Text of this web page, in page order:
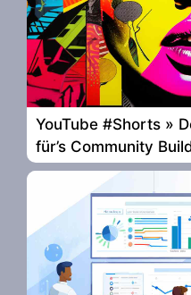
YouTube #Shorts »
für’s Community